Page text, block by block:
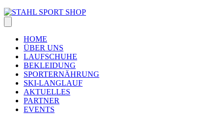
HOME
ÜBER UNS
LAUFSCHUHE
BEKLEIDUNG
SPORTERNÄHRUNG
SKI-LANGLAUF
AKTUELLES
PARTNER
EVENTS